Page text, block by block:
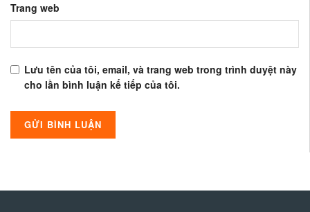
Trang web
Lưu tên của tôi, email, và trang web trong trình duyệt này
cho lần bình luận kế tiếp của tôi.